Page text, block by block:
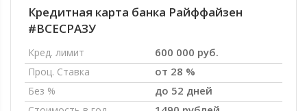
Кредитная карта банка Райффайзен
#ВСЕСРАЗУ
Кред. лимит 600 000 руб.
Проц. Ставка от 28 %
Без % до 52 дней